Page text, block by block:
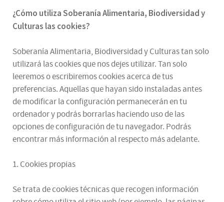
¿Cómo utilizaSoberanía Alimentaria, Biodiversidad y
Culturas las cookies?
Soberanía Alimentaria, Biodiversidad y Culturas tan solo
utilizará las cookies que nos dejes utilizar. Tan solo
leeremos o escribiremos cookies acerca de tus
preferencias. Aquellas que hayan sido instaladas antes
de modificar la configuración permanecerán en tu
ordenador y podrás borrarlas haciendo uso de las
opciones de configuración de tu navegador. Podrás
encontrar más información al respecto más adelante.
1. Cookies propias
Se trata de cookies técnicas que recogen información